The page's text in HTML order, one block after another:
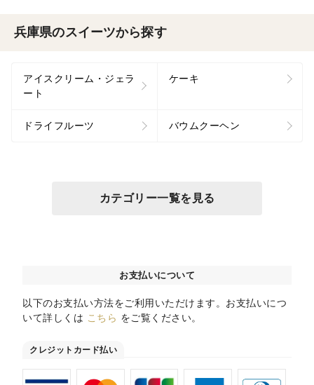
兵庫県のスイーツから探す
アイスクリーム・ジェラ
ート
ケーキ
ドライフルーツ バウムクーヘン
カテゴリー一覧を見る
お支払いについて
以下のお支払い方法をご利用いただけます。お支払いにつ
いて詳しくは こちら をご覧ください。
クレジットカード払い